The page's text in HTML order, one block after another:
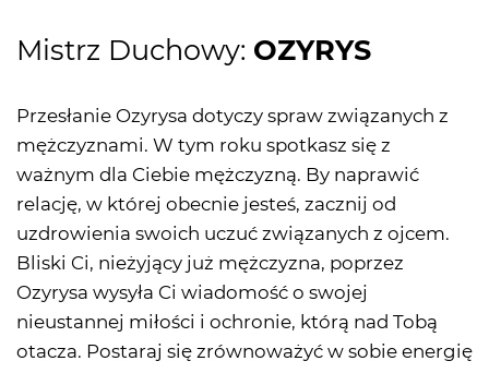
Mistrz Duchowy: OZYRYS
Przesłanie Ozyrysa dotyczy spraw związanych z
mężczyznami. W tym roku spotkasz się z
ważnym dla Ciebie mężczyzną. By naprawić
relację, w której obecnie jesteś, zacznij od
uzdrowienia swoich uczuć związanych z ojcem.
Bliski Ci, nieżyjący już mężczyzna, poprzez
Ozyrysa wysyła Ci wiadomość o swojej
nieustannej miłości i ochronie, którą nad Tobą
otacza. Postaraj się zrównoważyć w sobie energię